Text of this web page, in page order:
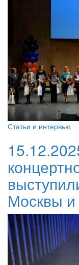
Статьи и интервью
Москвы